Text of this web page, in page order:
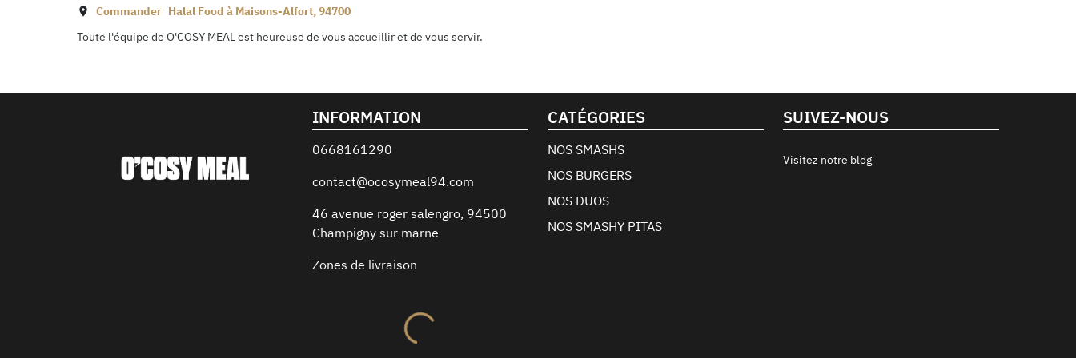
Commander Halal Food à Maisons-Alfort,94700
Toute l'équipe de O'COSY MEAL est heureuse de vous accueillir et de vous servir.
INFORMATION
0668161290
contact@ocosymeal94.com
46 avenue roger salengro, 94500
Champigny sur marne
Zones de livraison
CATÉGORIES
NOS SMASHS
NOS BURGERS
NOS DUOS
NOS SMASHY PITAS
SUIVEZ-NOUS
Visitez notre blog